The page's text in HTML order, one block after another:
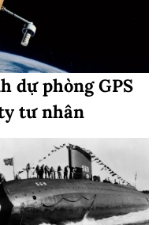
dự phòng GPS
tư nhân